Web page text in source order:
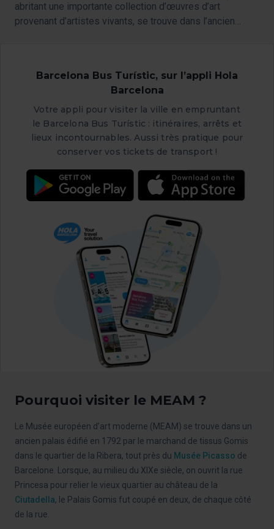
abritant une importante collection d’œuvres d’art
provenant d’artistes vivants, se trouve dans l’ancien
Barcelona Bus Turístic, sur l’appli Hola
Barcelona
Votre appli pour visiter la ville en empruntant
le Barcelona Bus Turístic : itinéraires, arrêts et
lieux incontournables. Aussi très pratique pour
conserver vos tickets de transport !
Pourquoi visiter le MEAM ?
Le Musée européen d’art moderne (MEAM) se trouve dans un
ancien palais édifié en 1792 par le marchand de tissus Gomis
dans le quartier de la Ribera, tout près du Musée Picasso de
Barcelone. Lorsque, au milieu du XIXe siècle, on ouvrit la rue
Princesa pour relier le vieux quartier au château de la
Ciutadella, le Palais Gomis fut coupé en deux, de chaque côté
de la rue.